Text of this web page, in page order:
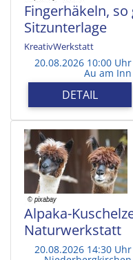
Fingerhäkeln,
Sitzunterlage
KreativWerkstatt
20.08.2026 10:00 Uhr
Au am Inn
DETAIL
Alpaka-
Naturwerkstatt
20.08.2026 14:30 Uhr